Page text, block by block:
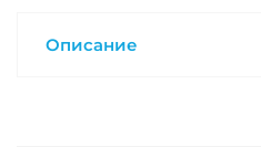
Описание